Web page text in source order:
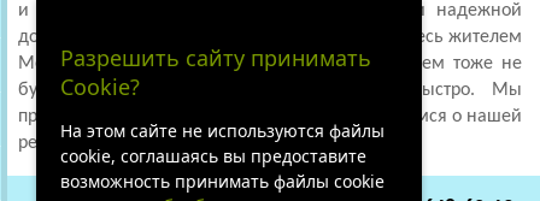
и ночи. Она также позаботится о быстрой и надежной
доставке прямо к вашему дому, если вы являетесь жителем
Москвы. Если вам нужна сборка, здесь проблем тоже не
будет. Мы сделаем все качественно и быстро. Мы
предоставляем только лучшее для вас и заботимся о нашей
репутации!
Разрешить сайту принимать
Cookie?
На этом сайте не используются файлы
cookie, соглашаясь вы предоставите
возможность принимать файлы cookie